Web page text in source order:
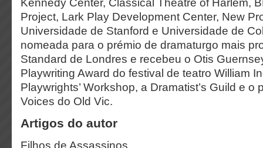
Kennedy Center, Classical Theatre of Harlem,
Project, Lark Play Development Center, New
Universidade de Stanford e Universidade de
nomeada para o prémio de dramaturgo mais
Standard de Londres e recebeu o Otis
Playwriting Award do festival de teatro William
Playwrights’ Workshop, a Dramatist’s Guild e o
Voices do Old Vic.
Artigos do autor
Filhos de Assassinos